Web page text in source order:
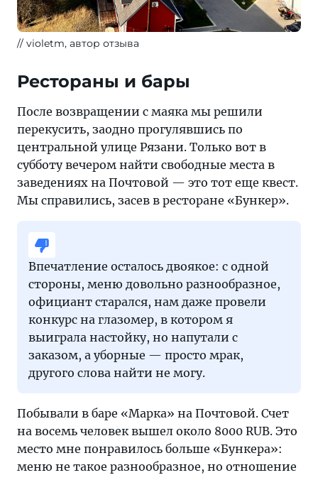
violetm, автор отзыва
Рестораны и бары
После возвращении с маяка мы решили
перекусить, заодно прогулявшись по
центральной улице Рязани. Только вот в
субботу вечером найти свободные места в
заведениях на Почтовой — это тот еще квест.
Мы справились, засев в ресторане «Бункер».
Впечатление осталось двоякое: с одной
стороны, меню довольно разнообразное,
официант старался, нам даже провели
конкурс на глазомер, в котором я
выиграла настойку, но напутали с
заказом, а уборные — просто мрак,
другого слова найти не могу.
Побывали в баре «Марка» на Почтовой. Счет
на восемь человек вышел около 8000 RUB. Это
место мне понравилось больше «Бункера»:
меню не такое разнообразное, но отношение